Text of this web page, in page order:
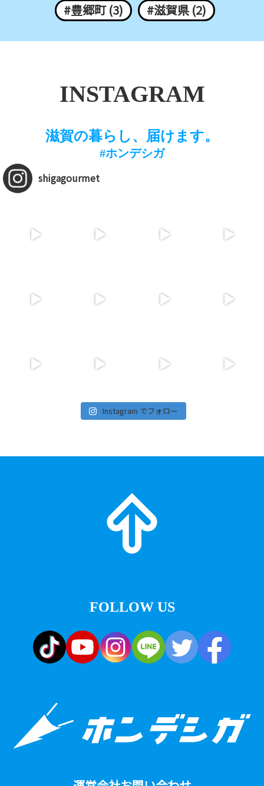
#豊郷町 (3)
#滋賀県 (2)
INSTAGRAM
滋賀の暮らし、届けます。
#ホンデシガ
shigagourmet
Instagram でフォロー
FOLLOW US